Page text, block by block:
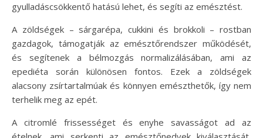
gyulladáscsökkentő hatású lehet, és segíti az emésztést.
A zöldségek – sárgarépa, cukkini és brokkoli – rostban
gazdagok, támogatják az emésztőrendszer működését,
és segítenek a bélmozgás normalizálásában, ami az
epediéta során különösen fontos. Ezek a zöldségek
alacsony zsírtartalmúak és könnyen emészthetők, így nem
terhelik meg az epét.
A citromlé frissességet és enyhe savasságot ad az